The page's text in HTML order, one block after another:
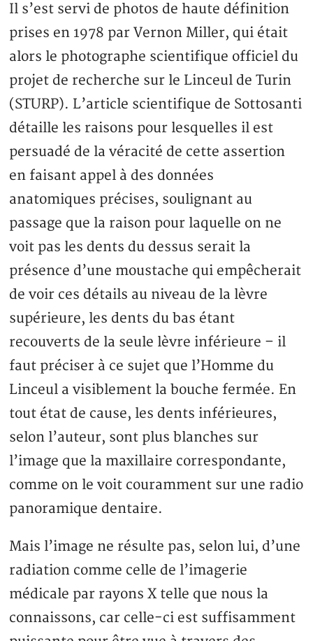
Il s’est servi de photos de haute définition
prises en 1978 par Vernon Miller, qui était
alors le photographe scientifique officiel du
projet de recherche sur le Linceul de Turin
(STURP). L’article scientifique de Sottosanti
détaille les raisons pour lesquelles il est
persuadé de la véracité de cette assertion
en faisant appel à des données
anatomiques précises, soulignant au
passage que la raison pour laquelle on ne
voit pas les dents du dessus serait la
présence d’une moustache qui empêcherait
de voir ces détails au niveau de la lèvre
supérieure, les dents du bas étant
recouverts de la seule lèvre inférieure – il
faut préciser à ce sujet que l’Homme du
Linceul a visiblement la bouche fermée. En
tout état de cause, les dents inférieures,
selon l’auteur, sont plus blanches sur
l’image que la maxillaire correspondante,
comme on le voit couramment sur une radio
panoramique dentaire.
Mais l’image ne résulte pas, selon lui, d’une
radiation comme celle de l’imagerie
médicale par rayons X telle que nous la
connaissons, car celle-ci est suffisamment